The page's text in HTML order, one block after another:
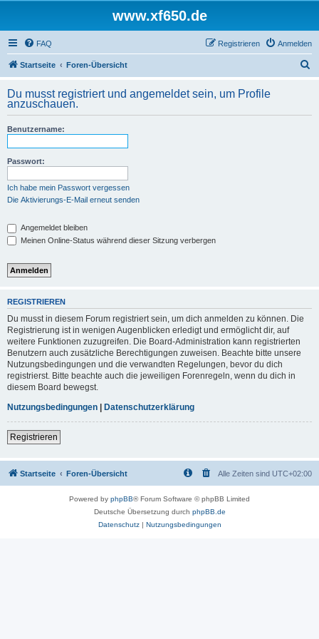
www.xf650.de
FAQ Anmelden
Registrieren
Startseite Foren-Übersicht
h
Du musst registriert und angemeldet sein, um Profile
anzuschauen.
Benutzername:
Passwort:
Ich habe mein Passwort vergessen
Die Aktivierungs-E-Mail erneut senden
Angemeldet bleiben
Meinen Online-Status während dieser Sitzung verbergen
REGISTRIEREN
Du musst in diesem Forum registriert sein, um dich anmelden zu können. Die
Registrierung ist in wenigen Augenblicken erledigt und ermöglicht dir, auf
weitere Funktionen zuzugreifen. Die Board-Administration kann registrierten
Benutzern auch zusätzliche Berechtigungen zuweisen. Beachte bitte unsere
Nutzungsbedingungen und die verwandten Regelungen, bevor du dich
registrierst. Bitte beachte auch die jeweiligen Forenregeln, wenn du dich in
diesem Board bewegst.
Nutzungsbedingungen | Datenschutzerklärung
Registrieren
Startseite Foren-Übersicht Alle Zeiten sind UTC+02:00
Powered by phpBB® Forum Software © phpBB Limited
Deutsche Übersetzung durch phpBB.de
Datenschutz| Nutzungsbedingungen